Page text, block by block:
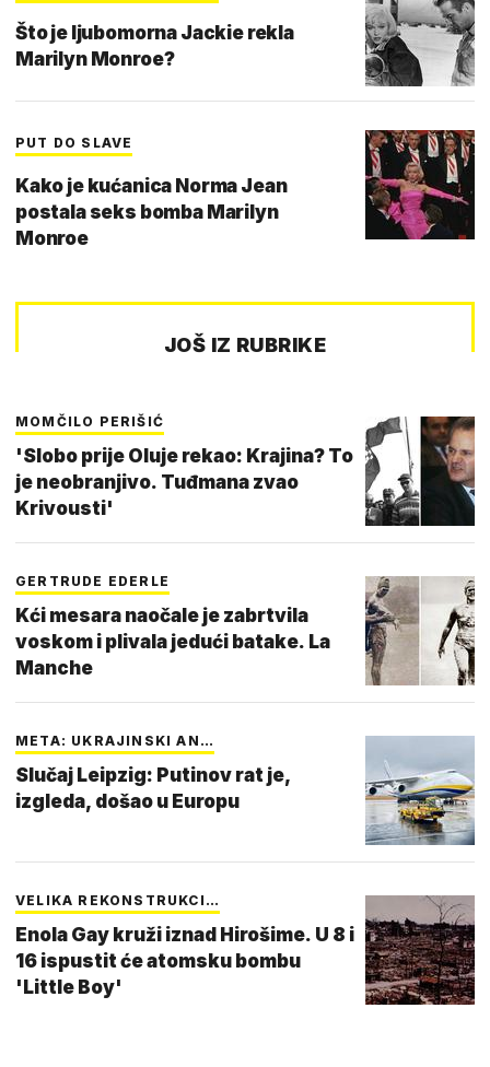
Što je ljubomorna Jackie rekla
Marilyn Monroe?
PUT DO SLAVE
Kako je kućanica Norma Jean
postala seks bomba Marilyn
Monroe
JOŠ IZ RUBRIKE
MOMČILO PERIŠIĆ
'Slobo prije Oluje rekao: Krajina? To
je neobranjivo. Tuđmana zvao
Krivousti'
GERTRUDE EDERLE
Kći mesara naočale je zabrtvila
voskom i plivala jedući batake. La
Manche
META: UKRAJINSKI AN…
Slučaj Leipzig: Putinov rat je,
izgleda, došao u Europu
VELIKA REKONSTRUKCI…
Enola Gay kruži iznad Hirošime. U 8 i
16 ispustit će atomsku bombu
'Little Boy'